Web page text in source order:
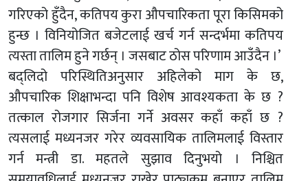
गरिएको हुँदैन, कतिपय कुरा औपचारिकता पूरा किसिमको
हुन्छ । विनियोजित बजेटलाई खर्च गर्न सन्दर्भमा कतिपय
त्यस्ता तालिम हुने गर्छन् । जसबाट ठोस परिणाम आउँदैन ।’
बद्लिदो परिस्थितिअनुसार अहिलेको माग के छ,
औपचारिक शिक्षाभन्दा पनि विशेष आवश्यकता के छ ?
तत्काल रोजगार सिर्जना गर्ने अवसर कहाँ कहाँ छ ?
त्यसलाई मध्यनजर गरेर व्यवसायिक तालिमलाई विस्तार
गर्न मन्त्री डा. महतले सुझाव दिनुभयो । निश्चित